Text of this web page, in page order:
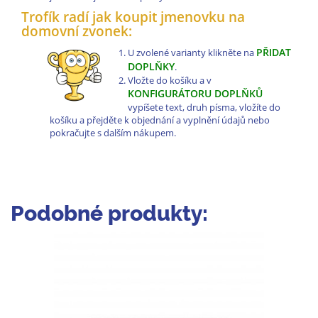
Trofík radí jak koupit jmenovku na
domovní zvonek:
U zvolené varianty klikněte na PŘIDAT
DOPLŇKY.
Vložte do košíku a v
KONFIGURÁTORU DOPLŇKŮ
vypíšete text, druh písma, vložíte do
košíku a přejděte k objednání a vyplnění údajů nebo
pokračujte s dalším nákupem.
Podobné produkty: